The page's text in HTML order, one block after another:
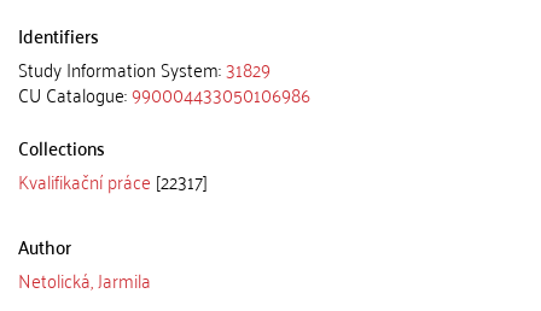
Identifiers
Study Information System:31829
CU Catalogue:990004433050106986
Collections
Kvalifikační práce [22317]
Author
Netolická, Jarmila